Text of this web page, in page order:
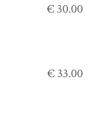
€ 30.00
€ 33.00